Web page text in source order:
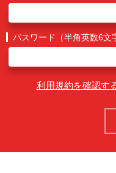
パスワード（半角英数6文
利用規約を確認す